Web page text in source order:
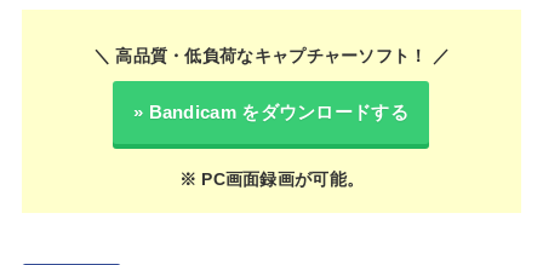
＼ 高品質・低負荷なキャプチャーソフト！ ／
» Bandicam をダウンロードする
※ PC画面録画が可能。